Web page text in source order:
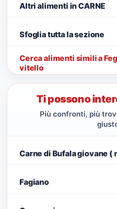
Altri alimenti in CARNE
Sfoglia tutta la sezione
Cerca alimenti simili a
vitello
Ti possono
Più confronti, più
Carne di Bufala giovane (
Fagiano